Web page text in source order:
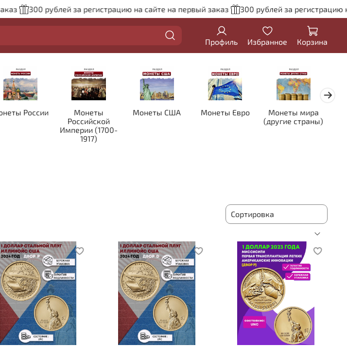
300 рублей за регистрацию на сайте на первый заказ 300 рублей за регистрацию на
Профиль Избранное Корзина
России
Монеты
Российской
Империи (1700-
1917)
Монеты США Монеты Евро
Монеты мира
(другие страны)